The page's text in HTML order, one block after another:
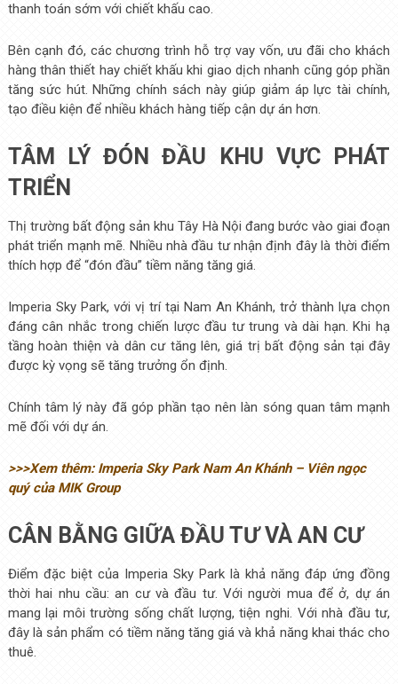
thanh toán sớm với chiết khấu cao.
Bên cạnh đó, các chương trình hỗ trợ vay vốn, ưu đãi cho khách
hàng thân thiết hay chiết khấu khi giao dịch nhanh cũng góp phần
tăng sức hút. Những chính sách này giúp giảm áp lực tài chính,
tạo điều kiện để nhiều khách hàng tiếp cận dự án hơn.
TÂM LÝ ĐÓN ĐẦU KHU VỰC PHÁT
TRIỂN
Thị trường bất động sản khu Tây Hà Nội đang bước vào giai đoạn
phát triển mạnh mẽ. Nhiều nhà đầu tư nhận định đây là thời điểm
thích hợp để “đón đầu” tiềm năng tăng giá.
Imperia Sky Park, với vị trí tại Nam An Khánh, trở thành lựa chọn
đáng cân nhắc trong chiến lược đầu tư trung và dài hạn. Khi hạ
tầng hoàn thiện và dân cư tăng lên, giá trị bất động sản tại đây
được kỳ vọng sẽ tăng trưởng ổn định.
Chính tâm lý này đã góp phần tạo nên làn sóng quan tâm mạnh
mẽ đối với dự án.
>>>Xem thêm: Imperia Sky Park Nam An Khánh – Viên ngọc
quý của MIK Group
CÂN BẰNG GIỮA ĐẦU TƯ VÀ AN CƯ
Điểm đặc biệt của Imperia Sky Park là khả năng đáp ứng đồng
thời hai nhu cầu: an cư và đầu tư. Với người mua để ở, dự án
mang lại môi trường sống chất lượng, tiện nghi. Với nhà đầu tư,
đây là sản phẩm có tiềm năng tăng giá và khả năng khai thác cho
thuê.